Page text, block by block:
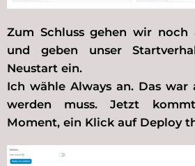
Zum Schluss gehen wir noch
und geben unser
Neustart ein.
Ich wähle Always an. Das war
werden muss. Jetzt
Moment, ein Klick auf Deploy